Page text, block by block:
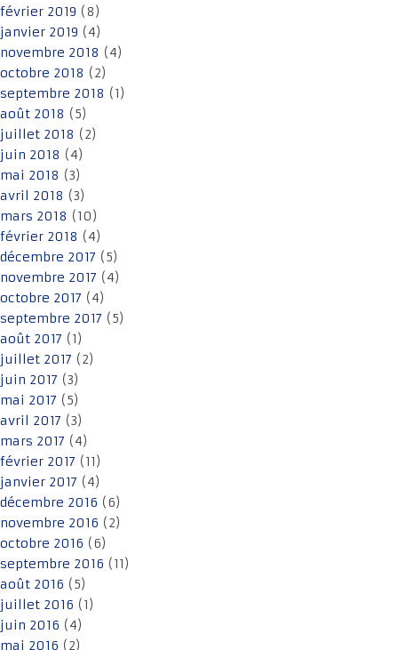
février 2019 (8)
janvier 2019 (4)
novembre 2018 (4)
octobre 2018 (2)
septembre 2018 (1)
août 2018 (5)
juillet 2018 (2)
juin 2018 (4)
mai 2018 (3)
avril 2018 (3)
mars 2018 (10)
février 2018 (4)
décembre 2017 (5)
novembre 2017 (4)
octobre 2017 (4)
septembre 2017 (5)
août 2017 (1)
juillet 2017 (2)
juin 2017 (3)
mai 2017 (5)
avril 2017 (3)
mars 2017 (4)
février 2017 (11)
janvier 2017 (4)
décembre 2016 (6)
novembre 2016 (2)
octobre 2016 (6)
septembre 2016 (11)
août 2016 (5)
juillet 2016 (1)
juin 2016 (4)
mai 2016 (2)